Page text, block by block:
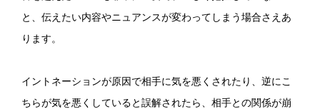
と、伝えたい内容やニュアンスが変わってしまう場合さえあ
ります。
イントネーションが原因で相手に気を悪くされたり、逆にこ
ちらが気を悪くしていると誤解されたら、相手との関係が崩